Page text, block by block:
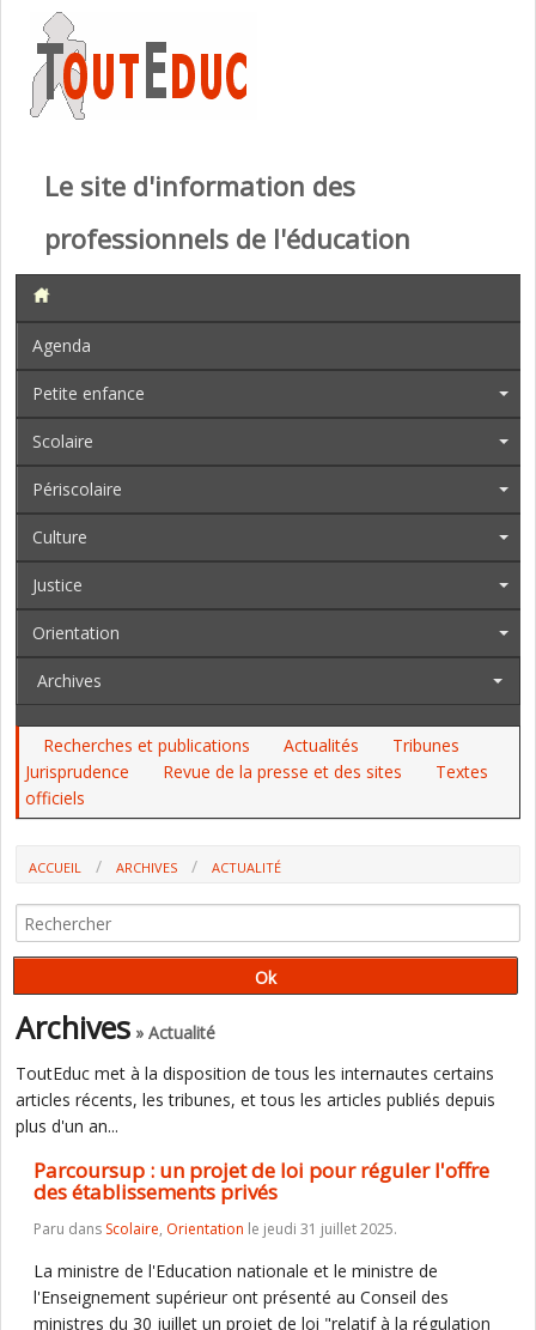
Le site d'information des
professionnels de l'éducation
Agenda
Petite enfance
Scolaire
Périscolaire
Culture
Justice
Orientation
Archives
Recherches et publications Actualités
Tribunes
Jurisprudence
Revue de la presse et des sites
Textes
officiels
ACCUEIL ARCHIVES
ACTUALITÉ
ÉTABLISSEMENTS PRIVÉS
Archives » Actualité
ToutEduc met à la disposition de tous les internautes certains
articles récents, les tribunes, et tous les articles publiés depuis
plus d'un an...
Parcoursup : un projet de loi pour réguler l'offre
des établissements privés
Paru dans Scolaire, Orientation le jeudi 31 juillet 2025.
La ministre de l'Education nationale et le ministre de
l'Enseignement supérieur ont présenté au Conseil des
ministres du 30 juillet un projet de loi "relatif à la régulation